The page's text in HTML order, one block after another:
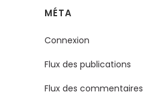
MÉTA
Connexion
Flux des publications
Flux des commentaires